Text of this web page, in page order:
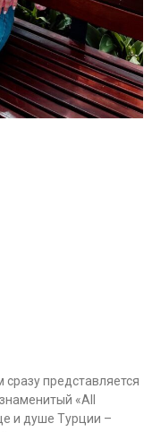
представляется
«All
и душе Турции –